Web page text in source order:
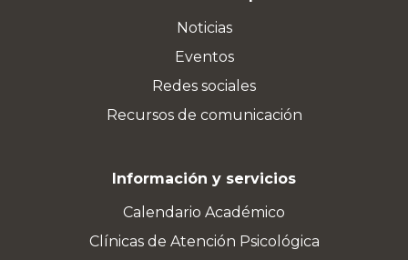
Noticias
Eventos
Redes sociales
Recursos de comunicación
Información y servicios
Calendario Académico
Clínicas de Atención Psicológica